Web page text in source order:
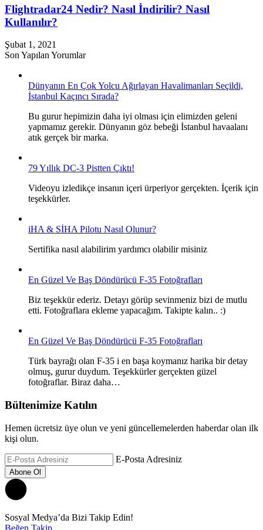
Flightradar24 Nedir? Nasıl İndirilir? Nasıl
Kullanılır?
Şubat 1, 2021
Son Yapılan Yorumlar
Dünyanın En Çok Yolcu Ağırlayan Havalimanları Seçildi,
İstanbul Kaçıncı Sırada?
Bu gurur hepimizin daha iyi olması için elimizden geleni
yapmamız gerekir. Dünyanın göz bebeği İstanbul havaalanı
atık gerçek bir marka.
79 Yıllık DC-3 Pistten Çıktı!
Videoyu izledikçe insanın içeri ürperiyor gerçekten. İçerik için
teşekkürler.
iHA & SİHA Pilotu Nasıl Olunur?
Sertifika nasıl alabilirim yardımcı olabilir misiniz
En Güzel Ve Baş Döndürücü F-35 Fotoğrafları
Biz teşekkür ederiz. Detayı görüp sevinmeniz bizi de mutlu
etti. Fotoğraflara ekleme yapacağım. Takipte kalın.. :)
En Güzel Ve Baş Döndürücü F-35 Fotoğrafları
Türk bayrağı olan F-35 i en başa koymanız harika bir detay
olmuş, gurur duydum. Teşekkürler gerçekten güzel
fotoğraflar. Biraz daha…
Bültenimize Katılın
Hemen ücretsiz üye olun ve yeni güncellemelerden haberdar olan ilk
kişi olun.
E-Posta Adresiniz
Sosyal Medya’da Bizi Takip Edin!
Beğen Takip